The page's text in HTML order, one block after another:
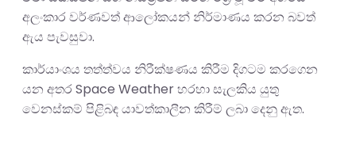
අලංකාර වර්ණවත් ආලෝකයන් නිර්මාණය කරන බවත්
ඇය පැවසුවා.
කාර්යාංශය තත්ත්වය නිරීක්ෂණය කිරීම දිගටම කරගෙන
යන අතර Space Weather හරහා සැලකිය යුතු
වෙනස්කම් පිළිබඳ යාවත්කාලීන කිරීම් ලබා දෙනු ඇත.